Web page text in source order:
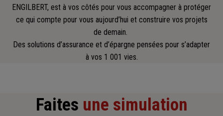
ENGILBERT, est à vos côtés pour vous accompagner à protéger
ce qui compte pour vous aujourd’hui et construire vos projets
de demain.
Des solutions d’assurance et d’épargne pensées pour s’adapter
à vos 1 001 vies.
Faites une simulation